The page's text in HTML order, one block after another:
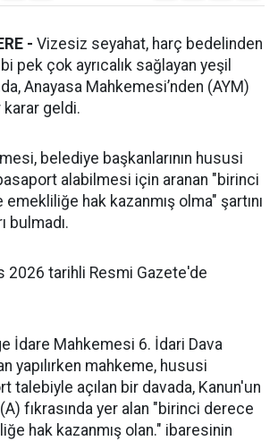
- Vizesiz seyahat, harç bedelinden
pek çok ayrıcalık sağlayan yeşil
Anayasa Mahkemesi’nden (AYM)
geldi.
belediye başkanlarının hususi
alabilmesi için aranan "birinci
hak kazanmış olma" şartını
bulmadı.
2026 tarihli Resmi Gazete'de
İdare Mahkemesi 6. İdari Dava
yapılırken mahkeme, hususi
talebiyle açılan bir davada, Kanun'un
fıkrasında yer alan "birinci derece
hak kazanmış olan." ibaresinin